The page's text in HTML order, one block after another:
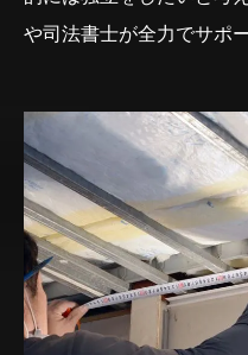
や司法書士が全力でサポ